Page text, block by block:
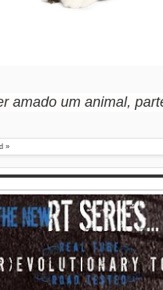
amado um animal,
»